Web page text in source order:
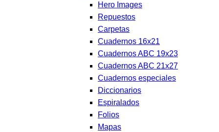
Hero Images
Repuestos
Carpetas
Cuadernos 16x21
Cuadernos ABC 19x23
Cuadernos ABC 21x27
Cuadernos especiales
Diccionarios
Espiralados
Folios
Mapas